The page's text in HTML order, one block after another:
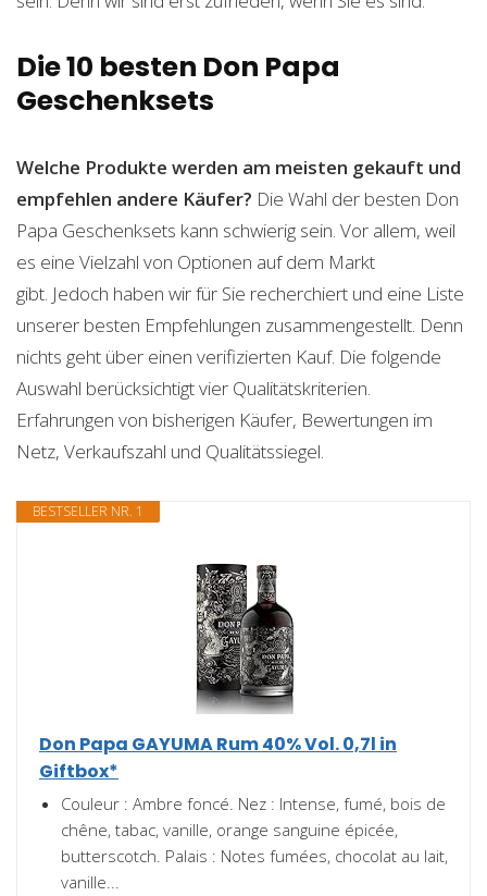
Die 10 besten Don Papa
Geschenksets
Welche Produkte werden am meisten gekauft und
empfehlen andere Käufer? Die Wahl der besten Don
Papa Geschenksets kann schwierig sein. Vor allem, weil
es eine Vielzahl von Optionen auf dem Markt
gibt. Jedoch haben wir für Sie recherchiert und eine Liste
unserer besten Empfehlungen zusammengestellt. Denn
nichts geht über einen verifizierten Kauf. Die folgende
Auswahl berücksichtigt vier Qualitätskriterien.
Erfahrungen von bisherigen Käufer, Bewertungen im
Netz, Verkaufszahl und Qualitätssiegel.
BESTSELLER NR. 1
Don Papa GAYUMA Rum 40% Vol. 0,7l in
Giftbox*
Couleur : Ambre foncé. Nez : Intense, fumé, bois de
chêne, tabac, vanille, orange sanguine épicée,
butterscotch. Palais : Notes fumées, chocolat au lait,
vanille...